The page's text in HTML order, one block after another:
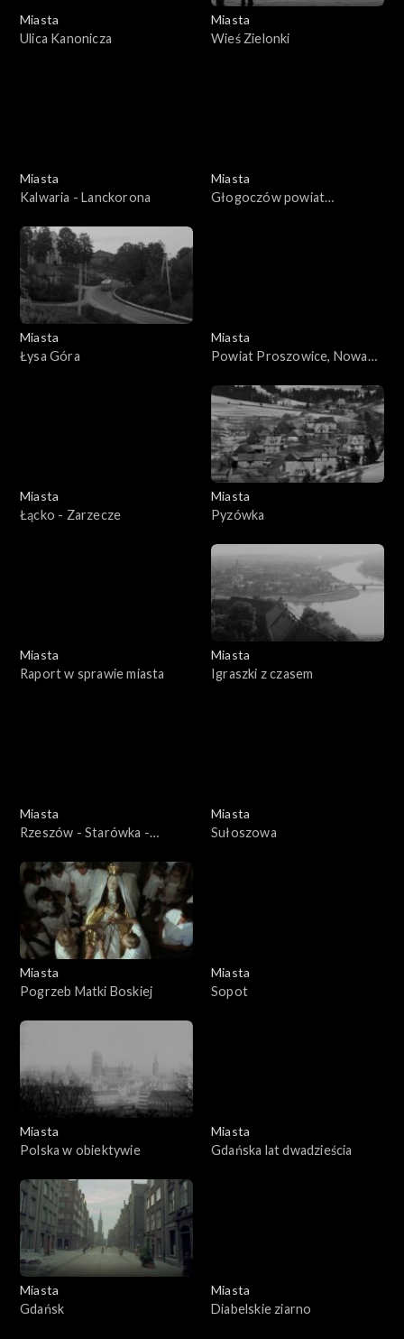
Miasta
Ulica Kanonicza
Miasta
Wieś Zielonki
Miasta
Kalwaria - Lanckorona
Miasta
Głogoczów powiat
Miasta
Łysa Góra
Miasta
Powiat Proszowice, Nowa
Miasta
Łącko - Zarzecze
Miasta
Pyzówka
Miasta
Raport w sprawie miasta
Miasta
Igraszki z czasem
Miasta
Rzeszów - Starówka -
Rzeszowa
Miasta
Sułoszowa
Miasta
Pogrzeb Matki Boskiej
Miasta
Sopot
Miasta
Polska w obiektywie
Miasta
Gdańska lat dwadzieścia
Miasta
Gdańsk
Miasta
Diabelskie ziarno